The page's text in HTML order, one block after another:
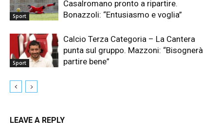
Sport
Casalromano pronto a ripartire.
Bonazzoli: “Entusiasmo e voglia”
Sport
Calcio Terza Categoria – La Cantera
punta sul gruppo. Mazzoni: “Bisognerà
partire bene”
LEAVE A REPLY